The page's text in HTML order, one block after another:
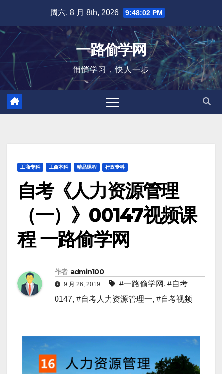
内
容
周六. 8 月 8th, 2026 9:48:03 PM
一路偷学网
悄悄学习，快人一步
工商专科 工商本科 精品课程 行政专科
自考《人力资源管理
（一）》00147视频课
程 一路偷学网
作者 admin100
9 月 26, 2019 #一路偷学网 , #自考
0147, #自考人力资源管理一, #自考视频